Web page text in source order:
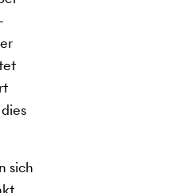
sich